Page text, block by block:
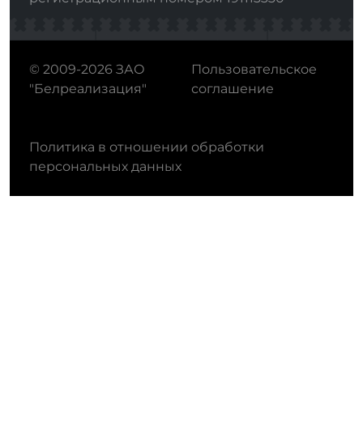
© 2009-2026 ЗАО
"Белреализация"
Пользовательское
соглашение
Политика в отношении обработки
персональных данных